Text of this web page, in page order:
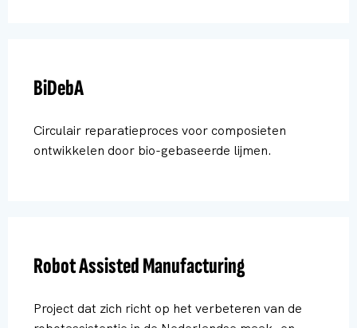
BiDebA
Circulair reparatieproces voor composieten
ontwikkelen door bio-gebaseerde lijmen.
Robot Assisted Manufacturing
Project dat zich richt op het verbeteren van de